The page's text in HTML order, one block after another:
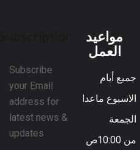
مواعيد
العمل
جميع أيام
الاسبوع ماعدا
الجمعة
من 10:00ص
Subscribe
your Email
address for
latest news &
updates